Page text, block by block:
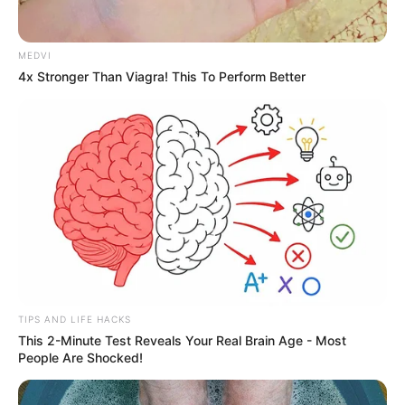
MEDVI
4x Stronger Than Viagra! This To Perform Better
TIPS AND LIFE HACKS
This 2-Minute Test Reveals Your Real Brain Age - Most
People Are Shocked!